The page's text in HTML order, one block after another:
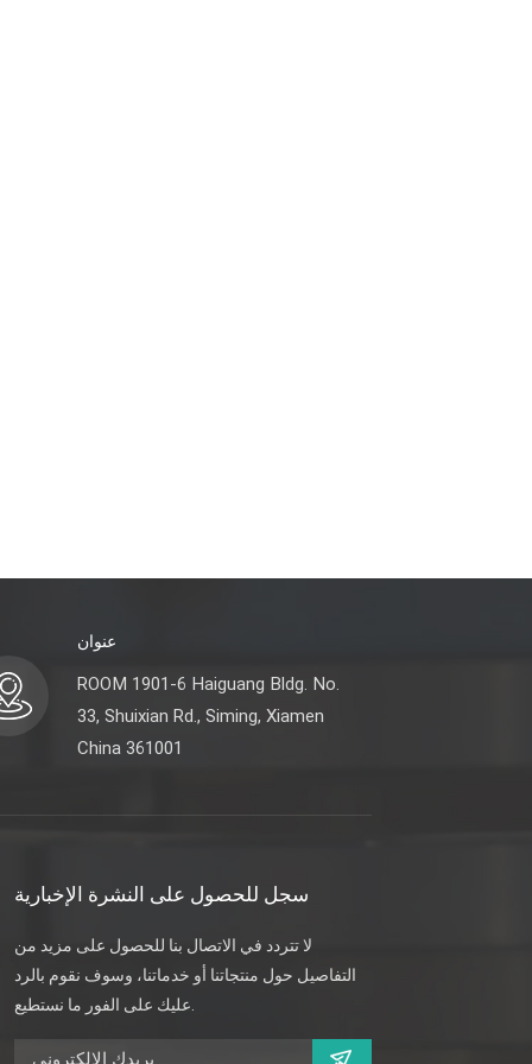
عنوان
ROOM 1901-6 Haiguang Bldg. No.
33, Shuixian Rd., Siming, Xiamen
China 361001
سجل للحصول على النشرة الإخبارية
لا تتردد في الاتصال بنا للحصول على مزيد من
التفاصيل حول منتجاتنا أو خدماتنا، وسوف نقوم بالرد